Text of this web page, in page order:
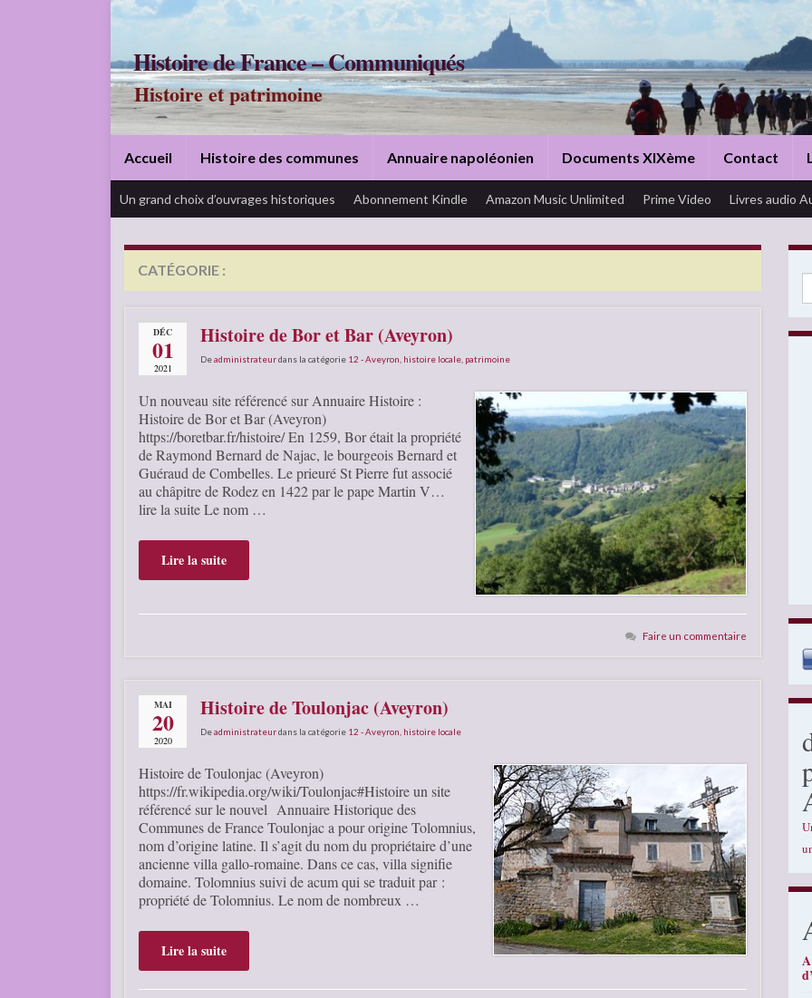
Histoire de France – Communiqués
Histoire et patrimoine
Accueil Histoire des communes Annuaire napoléonien Documents XIXème Contact
Un grand choix d’ouvrages historiques Abonnement Kindle Amazon Music Unlimited Prime Video Livres audio
CATÉGORIE :
DÉC
01
2021
Histoire de Bor et Bar (Aveyron)
Deadministrateurdans la catégorie 12 - Aveyron histoire locale patrimoine
Un nouveau site référencé sur Annuaire Histoire :
Histoire de Bor et Bar (Aveyron)
https://boretbar.fr/histoire/ En 1259, Bor était la propriété
de Raymond Bernard de Najac, le bourgeois Bernard et
Guéraud de Combelles. Le prieuré St Pierre fut associé
au châpitre de Rodez en 1422 par le pape Martin V…
lire la suite Le nom …
Lire la suite
Faire un commentaire
MAI
20
2020
Histoire de Toulonjac (Aveyron)
Deadministrateurdans la catégorie 12 - Aveyron histoire locale
Histoire de Toulonjac (Aveyron)
https://fr.wikipedia.org/wiki/Toulonjac#Histoire un site
référencé sur le nouvel Annuaire Historique des
Communes de France Toulonjac a pour origine Tolomnius,
nom d’origine latine. Il s’agit du nom du propriétaire d’une
ancienne villa gallo-romaine. Dans ce cas, villa signifie
domaine. Tolomnius suivi de acum qui se traduit par :
propriété de Tolomnius. Le nom de nombreux …
Lire la suite